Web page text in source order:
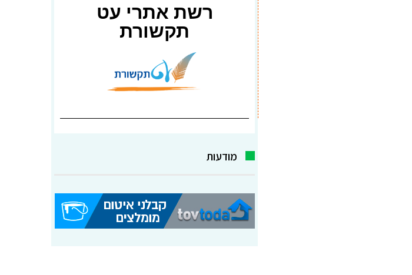
רשת אתרי עט
תקשורת
מודעות